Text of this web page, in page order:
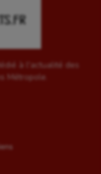
à l'actualité des
Métropole.